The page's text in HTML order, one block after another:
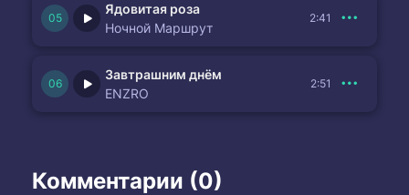
Ядовитая роза
Ночной Маршрут
2:41
Завтрашним днём
ENZRO
2:51
Комментарии (0)